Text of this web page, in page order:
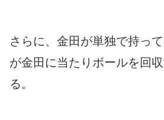
さらに、金田が単独で持っ
が金田に当たりボールを回
る。